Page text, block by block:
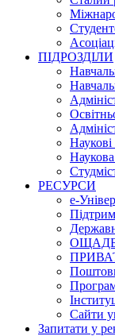
ПІДРОЗДІЛИ
Наукові
Наукова
РЕСУРСИ
е-
Сайти
Запитати у